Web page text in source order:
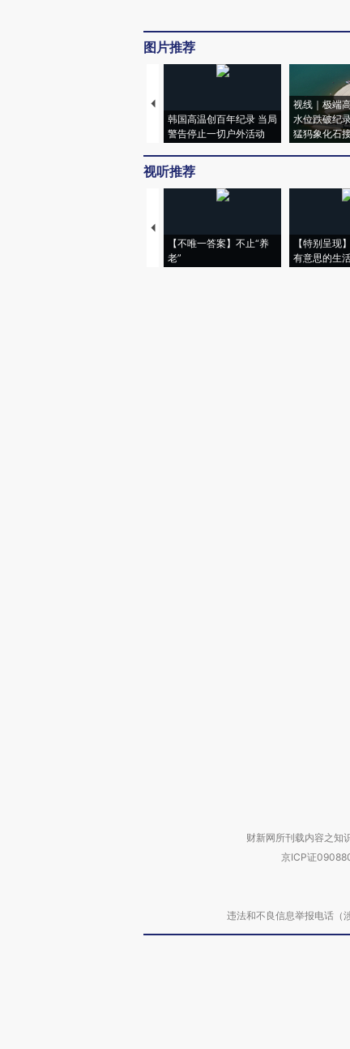
图片推荐
韩国高温创百年纪录 当局
警告停止一切户外活动
视线｜极端
水位跌破纪
猛犸象化石
视听推荐
【不唯一答案】不止“养
老”
【特别呈现
有意思的生
财新网所刊载内容之知
京ICP证
违法和不良信息举报电话